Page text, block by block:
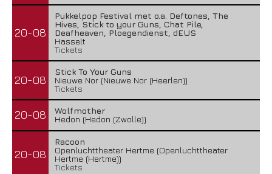
20-08
Pukkelpop Festival met o.a. Deftones, The
Hives, Stick to your Guns, Chat Pile,
Deafheaven, Ploegendienst, dEUS
Hasselt
Tickets
20-08
Stick To Your Guns
Nieuwe Nor (Nieuwe Nor (Heerlen))
Tickets
20-08
Wolfmother
Hedon (Hedon (Zwolle))
20-08
Racoon
Openluchttheater Hertme (Openluchttheater
Hertme (Hertme))
Tickets